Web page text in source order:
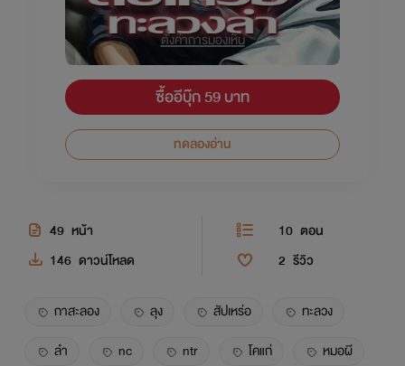
ตั้งค่าการมองเห็น
ซื้ออีบุ๊ก 59 บาท
ทดลองอ่าน
49 หน้า 10 ตอน
146 ดาวน์โหลด 2 รีวิว
กาสะลอง ลุง สัปเหร่อ
ทะลวง
ลำ
nc ntr โคแก่ หมอผี